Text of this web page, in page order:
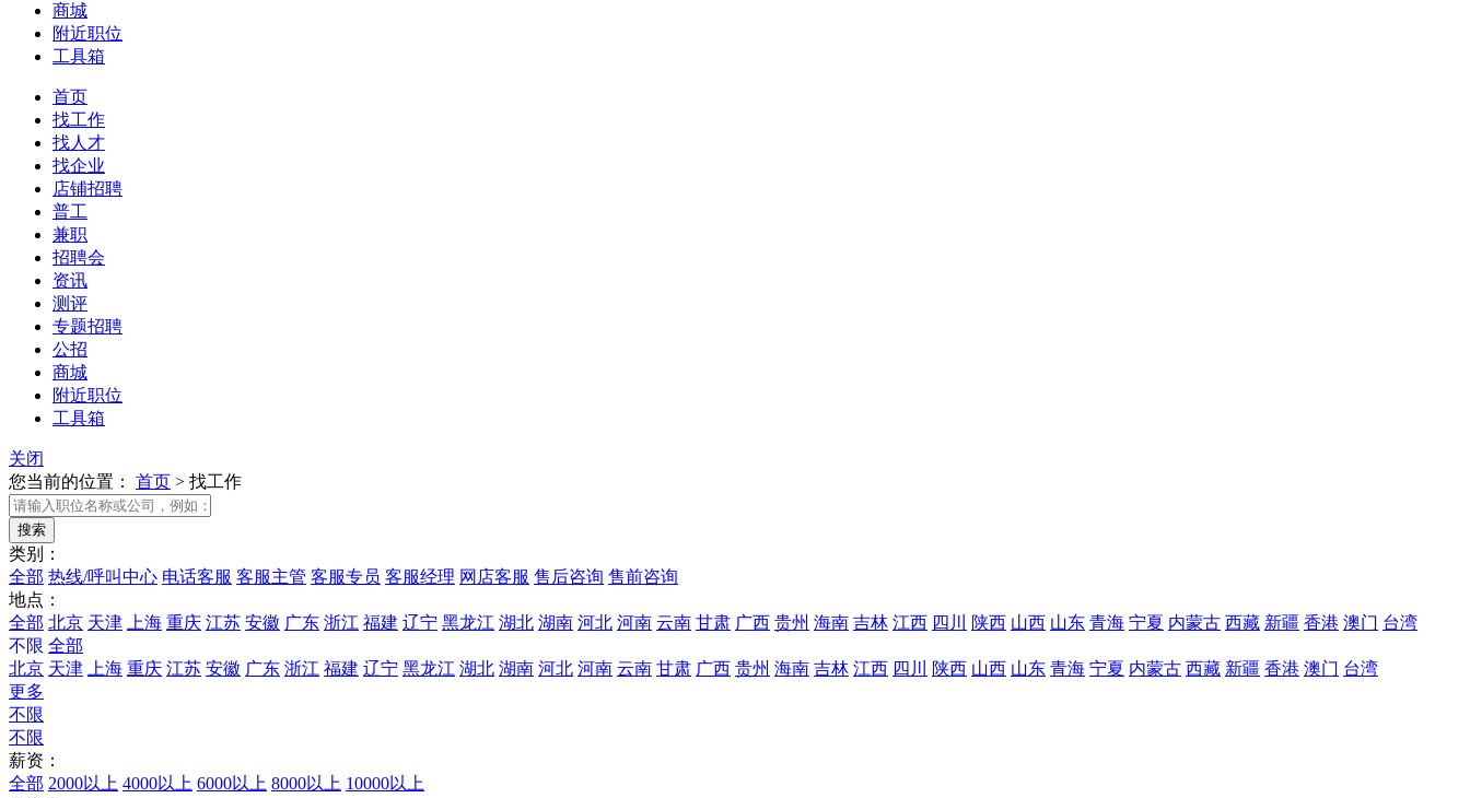
商城
附近职位
工具箱
首页
找工作
找人才
找企业
店铺招聘
普工
兼职
招聘会
资讯
测评
专题招聘
公招
商城
附近职位
工具箱
关闭
您当前的位置： 首页 > 找工作
类别：
全部 热线/呼叫中心 电话客服 客服主管 客服专员 客服经理 网店客服 售后咨询 售前咨询
地点：
全部 北京 天津 上海 重庆 江苏 安徽 广东 浙江 福建 辽宁 黑龙江 湖北 湖南 河北 河南 云南 甘肃 广西 贵州 海南 吉林 江西 四川 陕西 山西 山东 青海 宁夏 内蒙古 西藏 新疆 香港 澳门 台湾
不限 全部
北京 天津 上海 重庆 江苏 安徽 广东 浙江 福建 辽宁 黑龙江 湖北 湖南 河北 河南 云南 甘肃 广西 贵州 海南 吉林 江西 四川 陕西 山西 山东 青海 宁夏 内蒙古 西藏 新疆 香港 澳门 台湾
更多
不限
不限
薪资：
全部 2000以上 4000以上 6000以上 8000以上 10000以上